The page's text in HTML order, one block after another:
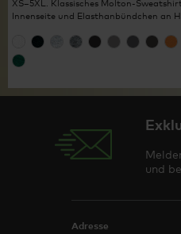
XS–5XL. Klassisches Molton-
Innenseite und Elasthanbündchen an
und
Adresse